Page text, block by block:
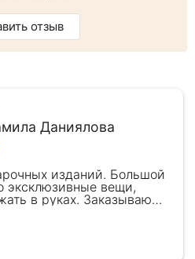
отзыв
Даниялова
изданий. Большой
эксклюзивные вещи,
в руках. Заказываю
бизнес-партнеров,
— от общения с
самих книг.